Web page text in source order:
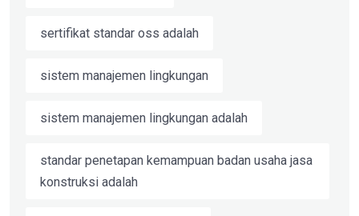
sertifikat standar oss adalah
sistem manajemen lingkungan
sistem manajemen lingkungan adalah
standar penetapan kemampuan badan usaha jasa
konstruksi adalah